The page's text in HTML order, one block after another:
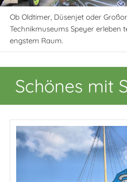
Ob Oldtimer, Düsenjet oder
Technikmuseums Speyer erleben
engstem Raum.
Schönes mit